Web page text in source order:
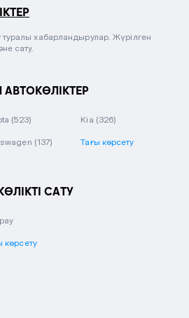
туралы хабарландырулар. Жүрілген
сату.
(523) Kia (326)
(137) Тағы көрсету
САТУ
көрсету